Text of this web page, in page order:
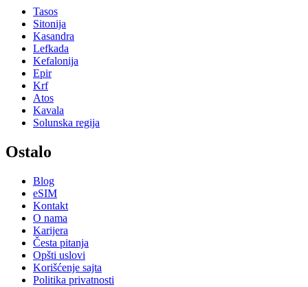
Tasos
Sitonija
Kasandra
Lefkada
Kefalonija
Epir
Krf
Atos
Kavala
Solunska regija
Ostalo
Blog
eSIM
Kontakt
O nama
Karijera
Česta pitanja
Opšti uslovi
Korišćenje sajta
Politika privatnosti